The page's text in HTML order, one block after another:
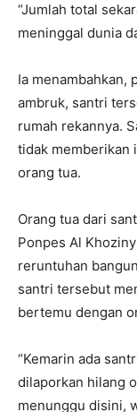
“Jumlah total
meninggal dunia
Ia menambahkan,
ambruk, santri
rumah rekannya.
tidak memberikan
orang tua.
Orang tua dari
Ponpes Al
reruntuhan
santri tersebut
bertemu dengan
“Kemarin ada
dilaporkan hilang
menunggu disini,